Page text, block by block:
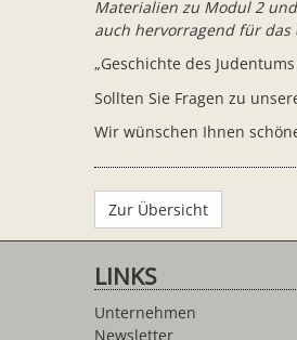
Materialien zu Modul 2
auch hervorragend für das
„Geschichte des
Sollten Sie Fragen zu
Wir wünschen Ihnen
Zur Übersicht
LINKS
Unternehmen
Newsletter